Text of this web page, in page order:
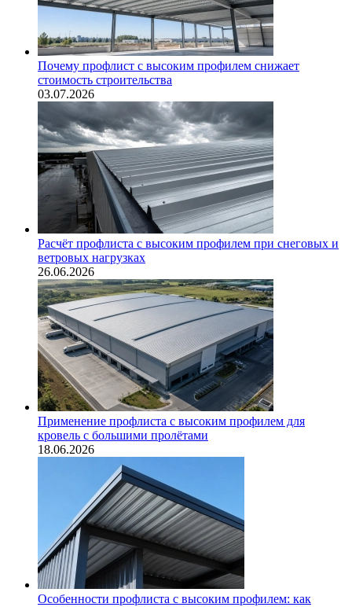
Почему профлист с высоким профилем снижает
стоимость строительства
03.07.2026
Расчёт профлиста с высоким профилем при снеговых и
ветровых нагрузках
26.06.2026
Применение профлиста с высоким профилем для
кровель с большими пролётами
18.06.2026
Особенности профлиста с высоким профилем: как